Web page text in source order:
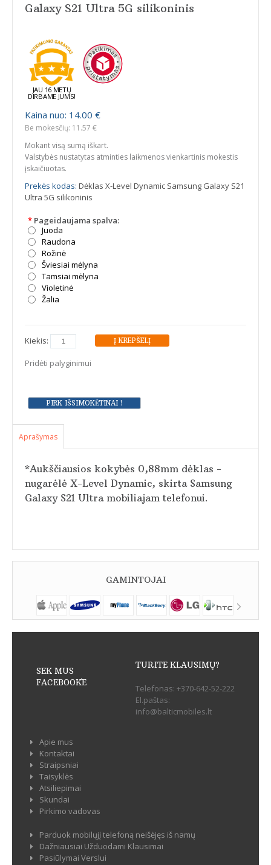
Galaxy S21 Ultra 5G silikoninis
JAU 16 METŲ
DIRBAME JUMS!
Kaina nuo: 14.00 €
Be mokesčių: 11.57 €
Mokant visą sumą iškart.
Valstybės nustatytas atminties laikmenos vienkartinis mokestis
įskaičiuotas.
Prekės kodas: Dėklas X-Level Dynamic Samsung Galaxy S21
Ultra 5G silikoninis
* Pageidaujama spalva:
Juoda
Raudona
Rožinė
Šviesiai mėlyna
Tamsiai mėlyna
Violetinė
Žalia
Kiekis:
Pridėti palyginimui
Aprašymas
*Aukščiausios kokybės 0,88mm dėklas -
nugarėlė X-Level Dynamic, skirta Samsung
Galaxy S21 Ultra mobiliajam telefonui.
GAMINTOJAI
SEK MUS
FACEBOOK`E
TURITE KLAUSIMŲ?
Telefonas: +370-642-52-222
El.paštas:
info@balticmobiles.lt
Apie mus
Kontaktai
Straipsniai
Taisyklės
Atsiliepimai
Skundai
Pirkimo vadovas
Parduok mobilųjį telefoną neišėjęs iš namų
Dažniausiai Užduodami Klausimai
Pasiūlymai Verslui